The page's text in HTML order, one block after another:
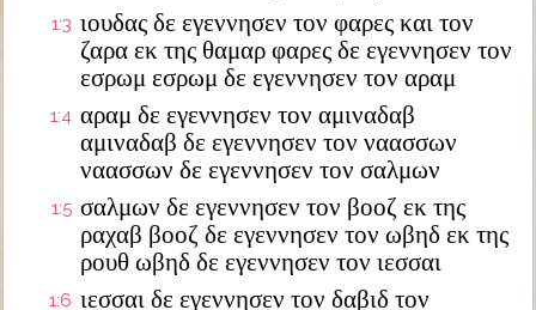
1:3 ιουδας δε εγεννησεν τον φαρες και τον
ζαρα εκ της θαμαρ φαρες δε εγεννησεν τον
εσρωμ εσρωμ δε εγεννησεν τον αραμ
1:4 αραμ δε εγεννησεν τον αμιναδαβ
αμιναδαβ δε εγεννησεν τον ναασσων
ναασσων δε εγεννησεν τον σαλμων
1:5 σαλμων δε εγεννησεν τον βοοζ εκ της
ραχαβ βοοζ δε εγεννησεν τον ωβηδ εκ της
ρουθ ωβηδ δε εγεννησεν τον ιεσσαι
1:6 ιεσσαι δε εγεννησεν τον δαβιδ τον